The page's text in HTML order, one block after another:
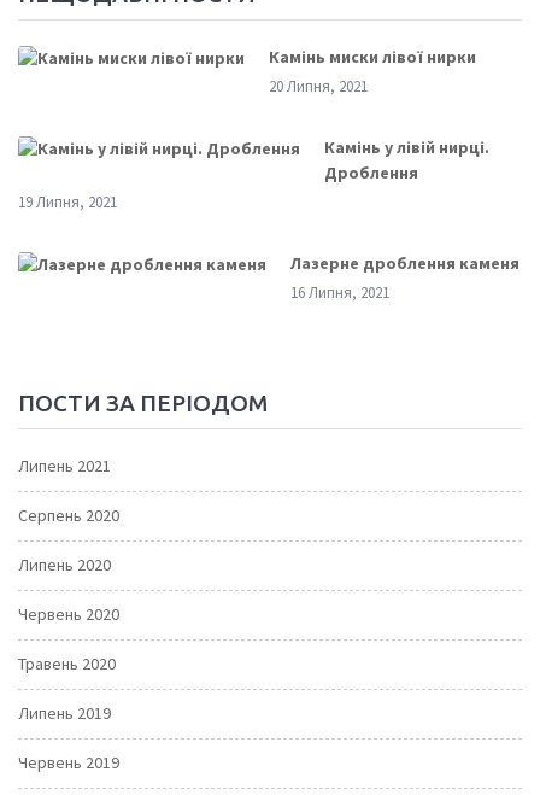
Камінь миски лівої нирки
20 Липня, 2021
Камінь у лівій нирці.
Дроблення
19 Липня, 2021
Лазерне дроблення каменя
16 Липня, 2021
ПОСТИ ЗА ПЕРІОДОМ
Липень 2021
Серпень 2020
Липень 2020
Червень 2020
Травень 2020
Липень 2019
Червень 2019